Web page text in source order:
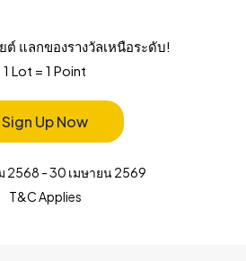
ต์ แลกของรางวัลเหนือระดับ!
1 Lot = 1 Point
Sign Up Now
2568 - 30 เมษายน 2569
T&C Applies